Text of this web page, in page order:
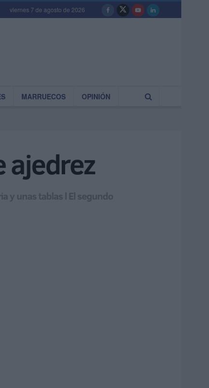
viernes 7 de agosto de 2026
MARRUECOS OPINIÓN
ajedrez
y unas tablas l El segundo